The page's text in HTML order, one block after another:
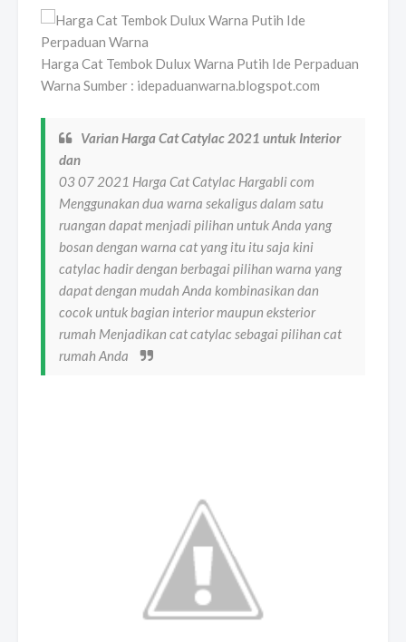
Harga Cat Tembok Dulux Warna Putih Ide Perpaduan
Warna Sumber : idepaduanwarna.blogspot.com
Varian Harga Cat Catylac 2021 untuk Interior
dan
03 07 2021 Harga Cat Catylac Hargabli com
Menggunakan dua warna sekaligus dalam satu
ruangan dapat menjadi pilihan untuk Anda yang
bosan dengan warna cat yang itu itu saja kini
catylac hadir dengan berbagai pilihan warna yang
dapat dengan mudah Anda kombinasikan dan
cocok untuk bagian interior maupun eksterior
rumah Menjadikan cat catylac sebagai pilihan cat
rumah Anda